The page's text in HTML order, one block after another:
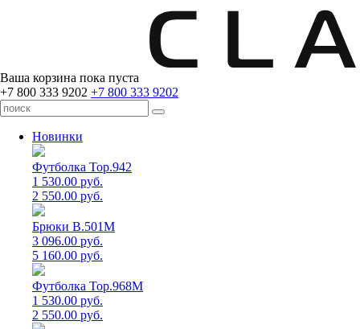
Ваша корзина пока пуста
+7 800 333 9202 +7 800 333 9202
Новинки
Футболка Top.942
1 530.00 руб.
2 550.00 руб.
Брюки B.501M
3 096.00 руб.
5 160.00 руб.
Футболка Top.968M
1 530.00 руб.
2 550.00 руб.